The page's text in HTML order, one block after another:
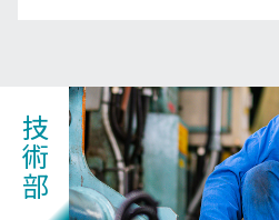
技術部